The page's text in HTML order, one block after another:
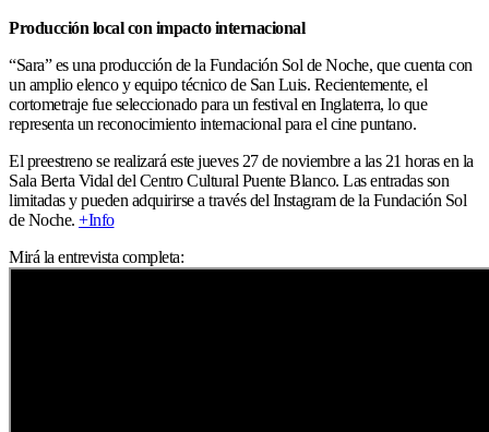
Producción local con impacto internacional
“Sara” es una producción de la Fundación Sol de Noche, que cuenta con
un amplio elenco y equipo técnico de San Luis. Recientemente, el
cortometraje fue seleccionado para un festival en Inglaterra, lo que
representa un reconocimiento internacional para el cine puntano.
El preestreno se realizará este jueves 27 de noviembre a las 21 horas en la
Sala Berta Vidal del Centro Cultural Puente Blanco. Las entradas son
limitadas y pueden adquirirse a través del Instagram de la Fundación Sol
de Noche. +Info
Mirá la entrevista completa: